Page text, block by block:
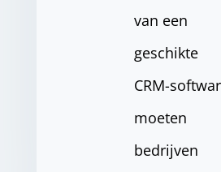
van een
geschikte
CRM-
moeten
bedrijven